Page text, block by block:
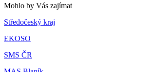
Mohlo by Vás zajímat
Středočeský kraj
EKOSO
SMS ČR